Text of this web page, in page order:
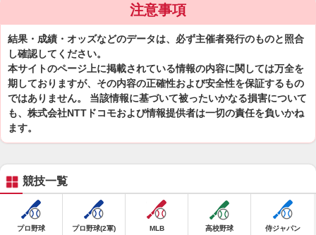
注意事項
結果・成績・オッズなどのデータは、必ず主催者発行のものと照合
し確認してください。
本サイトのページ上に掲載されている情報の内容に関しては万全を
期しておりますが、その内容の正確性および安全性を保証するもの
ではありません。 当該情報に基づいて被ったいかなる損害について
も、株式会社NTTドコモおよび情報提供者は一切の責任を負いかね
ます。
競技一覧
プロ野球 プロ野球(2軍) MLB 高校野球 侍ジャパン